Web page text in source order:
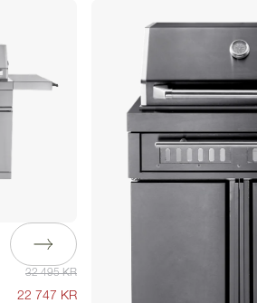
32 495 KR
22 747 KR